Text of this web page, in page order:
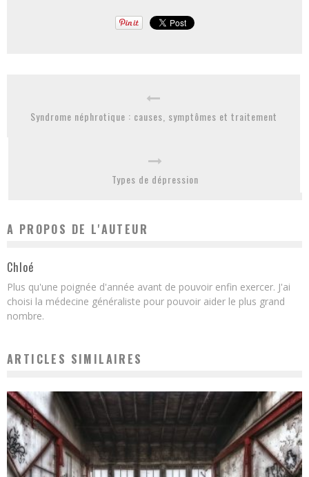
Syndrome néphrotique : causes, symptômes et traitement
Types de dépression
A PROPOS DE L'AUTEUR
Chloé
Plus qu'une poignée d'année avant de pouvoir enfin exercer. J'ai
choisi la médecine généraliste pour pouvoir aider le plus grand
nombre.
ARTICLES SIMILAIRES